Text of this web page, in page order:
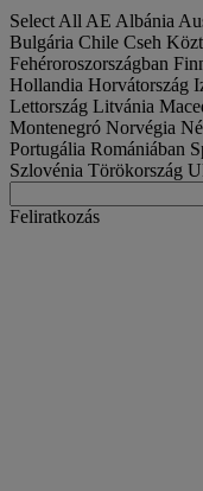
Select All AE Albánia
Bulgária Chile Cseh
Fehéroroszországban
Hollandia Horvátország
Lettország Litvánia
Montenegró Norvégia
Portugália Romániában
Szlovénia Törökország
Feliratkozás